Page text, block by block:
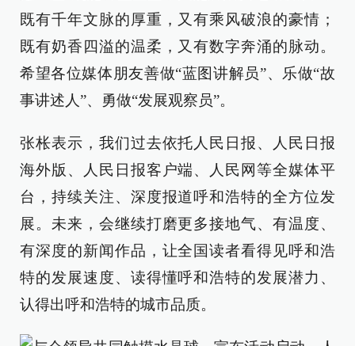
既有千年文脉的厚重，又有乘风破浪的豪情；
既有奶香四溢的温柔，又有数字奔涌的脉动。
希望各位媒体朋友善做“蓝图讲解员”、乐做“故
事讲述人”、勇做“发展观察员”。
张枨表示，我们过去依托人民日报、人民日报
海外版、人民日报客户端、人民网等全媒体平
台，持续关注、深度报道呼和浩特的全方位发
展。未来，会继续打磨更多接地气、有温度、
有深度的新闻作品，让全国读者看得见呼和浩
特的发展速度、读得懂呼和浩特的发展潜力、
认得出呼和浩特的城市品质。